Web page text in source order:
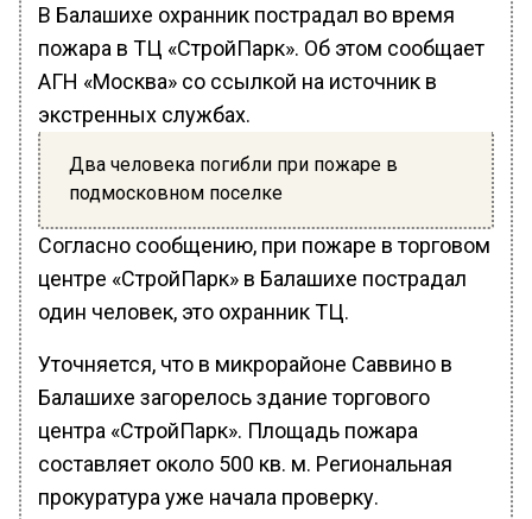
В Балашихе охранник пострадал во время
пожара в ТЦ «СтройПарк». Об этом сообщает
АГН «Москва» со ссылкой на источник в
экстренных службах.
Два человека погибли при пожаре в
подмосковном поселке
Согласно сообщению, при пожаре в торговом
центре «СтройПарк» в Балашихе пострадал
один человек, это охранник ТЦ.
Уточняется, что в микрорайоне Саввино в
Балашихе загорелось здание торгового
центра «СтройПарк». Площадь пожара
составляет около 500 кв. м. Региональная
прокуратура уже начала проверку.